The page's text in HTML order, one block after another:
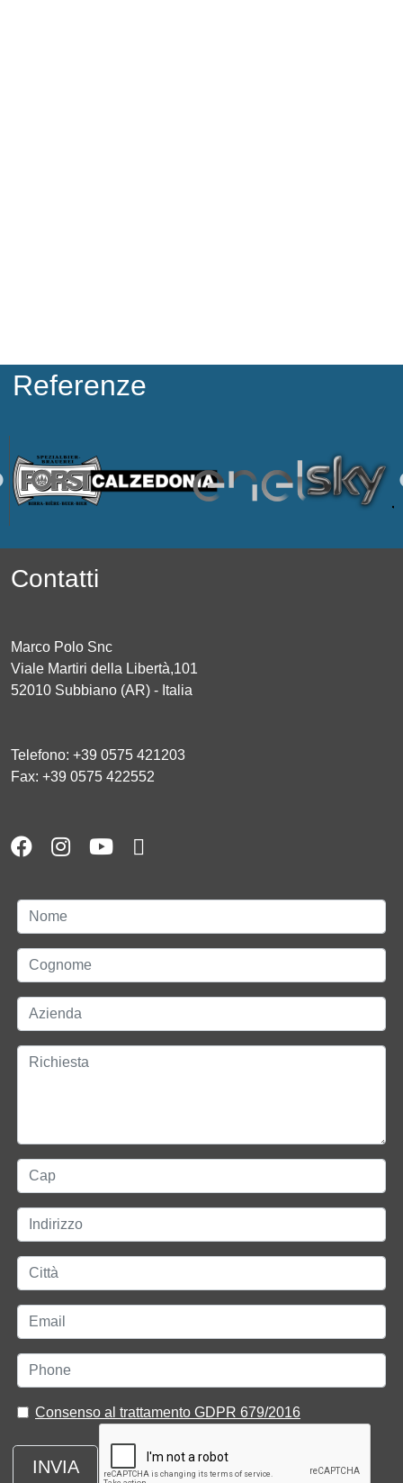
Referenze
Contatti
Marco Polo Snc
Viale Martiri della Libertà,101
52010 Subbiano (AR) - Italia
Telefono: +39 0575 421203
Fax: +39 0575 422552
Consenso al trattamento GDPR 679/2016
INVIA